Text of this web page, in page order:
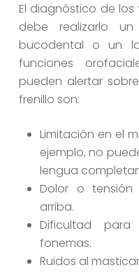
El diagnóstico de los
debe realizarlo
bucodental o un
funciones
pueden alertar
frenillo son:
Limitación en el
ejemplo, no
lengua
Dolor o
arriba.
Dificultad para
fonemas.
Ruidos al